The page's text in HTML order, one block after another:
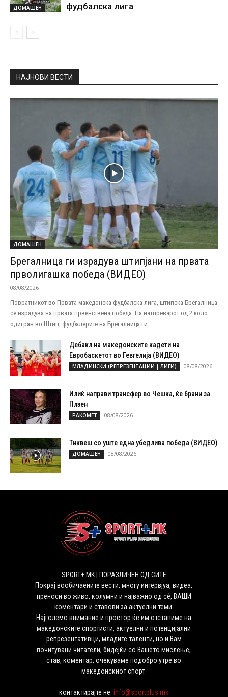
ДОМАШЕН
фудбалска лига
НАЈНОВИ ВЕСТИ
ДОМАШЕН
Брегалница ги израдува штипјани на првата
прволигашка победа (ВИДЕО)
08/08/2026
Повратникот во Првата македонска фудбалска лига, штипска Брегалница
се израдува на првата првенствена победа. На натпреварот од 2.коло
одигран во Штип, фудбалерите на Брегалница ги...
Дебакл на македонските кадети на
Евробаскетот во Гевгелија (ВИДЕО)
МЛАДИНСКИ (РЕПРЕЗЕНТАЦИИ | ЛИГИ) 08/08/2026
Илиќ направи трансфер во Чешка, ќе брани за
Плзен
РАКОМЕТ 08/08/2026
Тиквеш со уште една убедлива победа (ВИДЕО)
ДОМАШЕН 08/08/2026
SPORT+ MK | ПОРАЗЛИЧЕН ОД СИТЕ
Покрај вообичаените вести, многу интервјуа, видеа,
преноси во живо, колумни и најважно од сѐ, ВАШИ
коментари и ставови за актуелни теми.
Најголемо внимание и простор ќе им отстапиме на
македонските спортисти, актуелни и потенцијални
репрезентативци, младите таленти, но и Вам
почитувани читатели, бидејќи со Вашето мислење,
став, коментар, очекуваме подобро утре во
македонскиот спорт.
контактирајте не:info@sportplus.mk